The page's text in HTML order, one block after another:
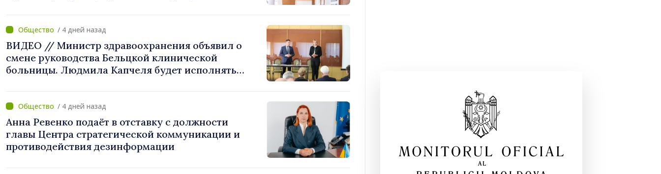
/ 4 дней назад
ВИДЕО // Министр здравоохранения объявил о
смене руководства Бельцкой клинической
больницы. Людмила Капчеля будет исполнять
/ 4 дней назад
Анна Ревенко подаёт в отставку с должности
главы Центра стратегической коммуникации и
противодействия дезинформации